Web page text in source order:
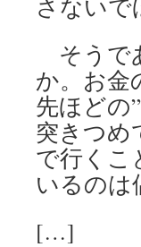
さないで
そうで
か。お金
先ほどの
突きつめ
で行くこ
いるのは
[…]